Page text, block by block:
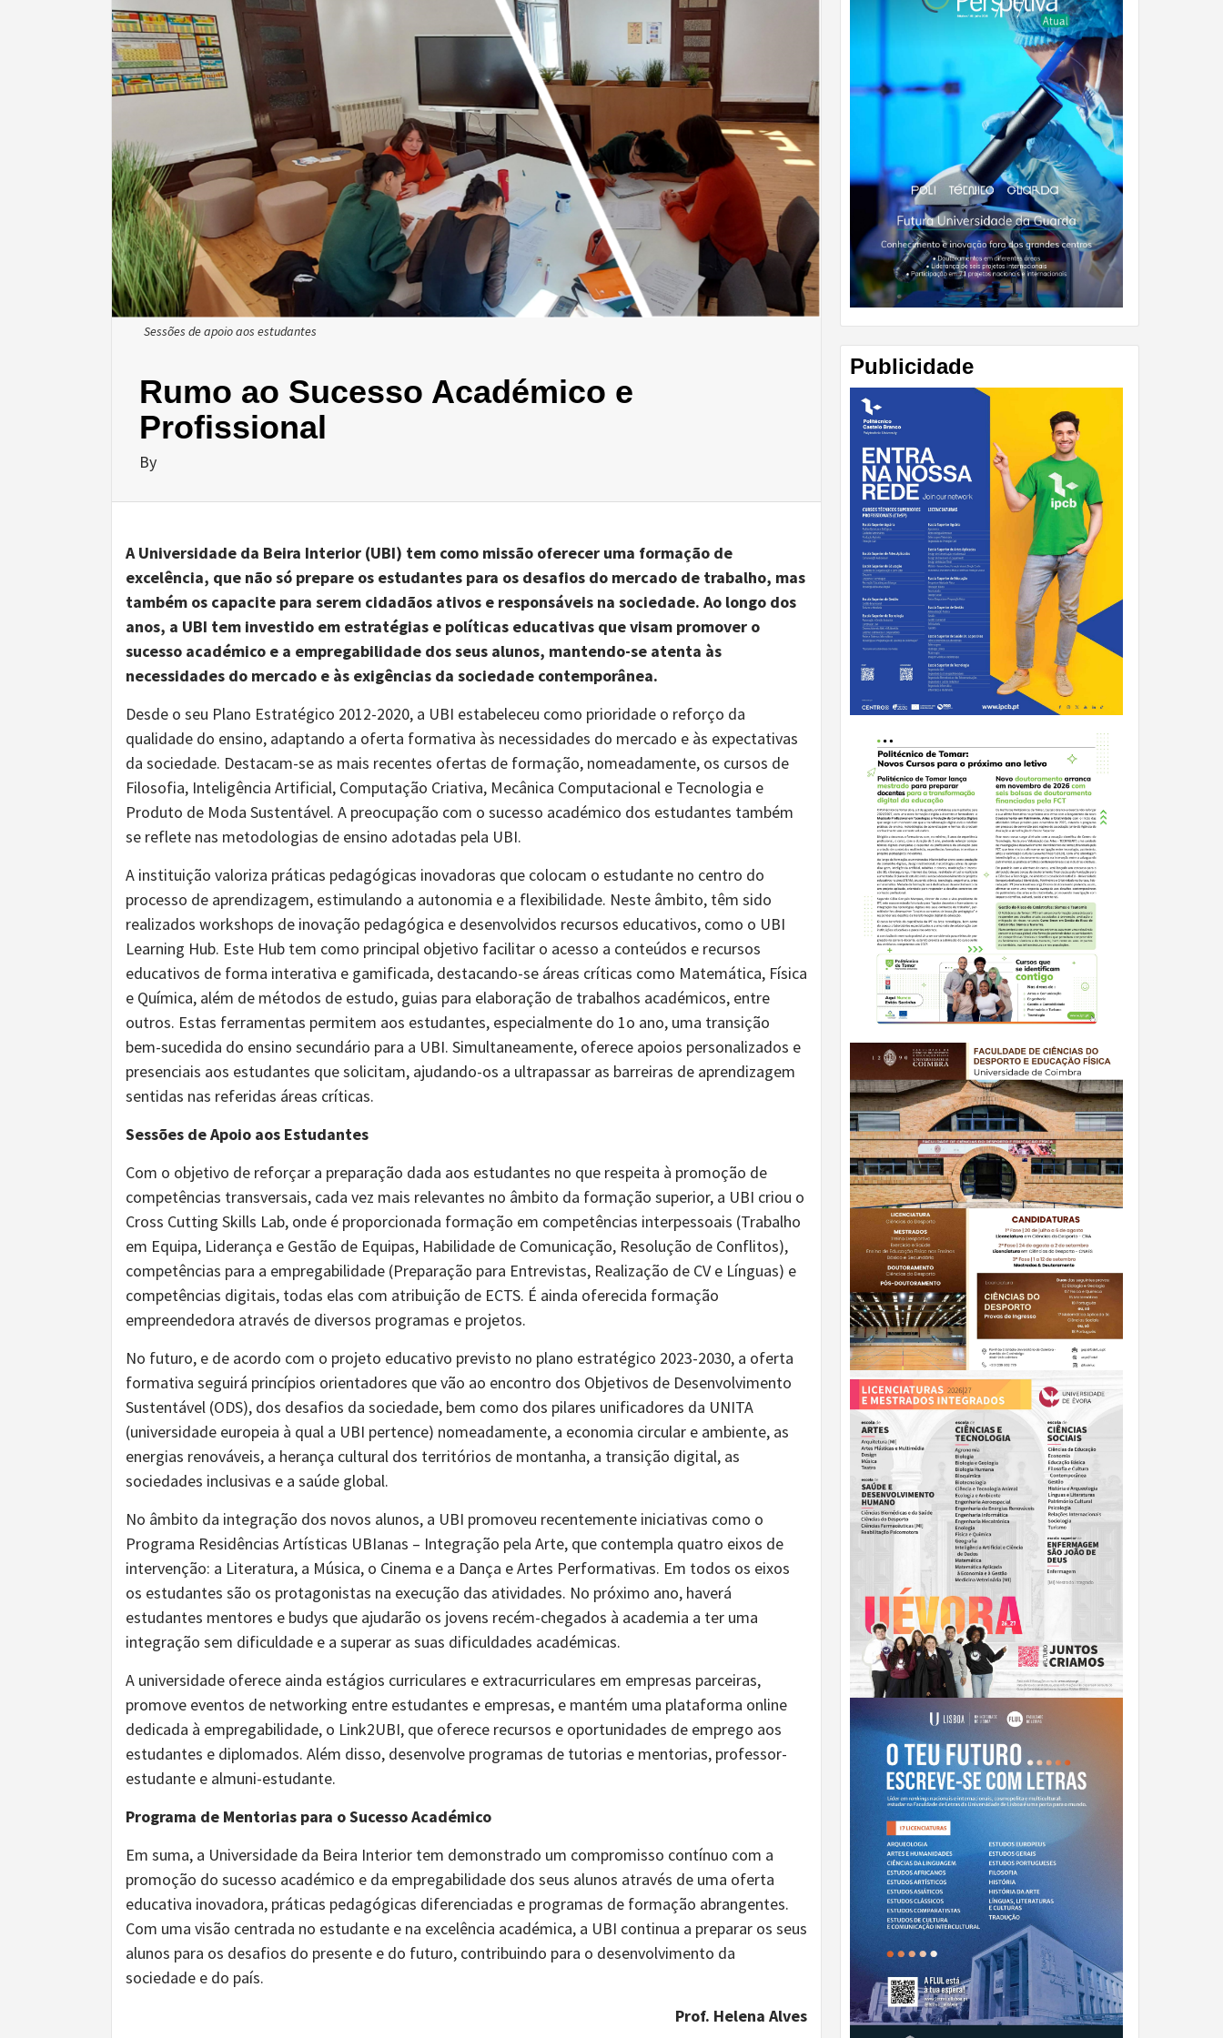
Sessões de apoio aos estudantes
Rumo ao Sucesso Académico e
Profissional
By
A Universidade da Beira Interior (UBI) tem como missão oferecer uma formação de
excelência, que não só prepare os estudantes para os desafios do mercado de trabalho, mas
também os capacite para serem cidadãos ativos e responsáveis na sociedade. Ao longo dos
anos, a UBI tem investido em estratégias e políticas educativas que visam promover o
sucesso académico e a empregabilidade dos seus alunos, mantendo-se atenta às
necessidades do mercado e às exigências da sociedade contemporânea.
Desde o seu Plano Estratégico 2012-2020, a UBI estabeleceu como prioridade o reforço da
qualidade do ensino, adaptando a oferta formativa às necessidades do mercado e às expectativas
da sociedade. Destacam-se as mais recentes ofertas de formação, nomeadamente, os cursos de
Filosofia, Inteligência Artificial, Computação Criativa, Mecânica Computacional e Tecnologia e
Produto de Moda Sustentável. A preocupação com o sucesso académico dos estudantes também
se reflete nas metodologias de ensino adotadas pela UBI.
A instituição valoriza práticas pedagógicas inovadoras que colocam o estudante no centro do
processo de aprendizagem, estimulando a autonomia e a flexibilidade. Neste âmbito, têm sido
realizados workshops de inovação pedagógica e desenvolvidos recursos educativos, como o UBI
Learning Hub. Este Hub tem como principal objetivo facilitar o acesso a conteúdos e recursos
educativos de forma interativa e gamificada, destacando-se áreas críticas como Matemática, Física
e Química, além de métodos de estudo, guias para elaboração de trabalhos académicos, entre
outros. Estas ferramentas permitem aos estudantes, especialmente do 1o ano, uma transição
bem-sucedida do ensino secundário para a UBI. Simultaneamente, oferece apoios personalizados e
presenciais aos estudantes que solicitam, ajudando-os a ultrapassar as barreiras de aprendizagem
sentidas nas referidas áreas críticas.
Sessões de Apoio aos Estudantes
Com o objetivo de reforçar a preparação dada aos estudantes no que respeita à promoção de
competências transversais, cada vez mais relevantes no âmbito da formação superior, a UBI criou o
Cross Cutting Skills Lab, onde é proporcionada formação em competências interpessoais (Trabalho
em Equipa, Liderança e Gestão de Equipas, Habilidade de Comunicação, Resolução de Conflitos),
competências para a empregabilidade (Preparação para Entrevistas, Realização de CV e Línguas) e
competências digitais, todas elas com atribuição de ECTS. É ainda oferecida formação
empreendedora através de diversos programas e projetos.
No futuro, e de acordo com o projeto educativo previsto no plano estratégico 2023-2030, a oferta
formativa seguirá princípios orientadores que vão ao encontro dos Objetivos de Desenvolvimento
Sustentável (ODS), dos desafios da sociedade, bem como dos pilares unificadores da UNITA
(universidade europeia à qual a UBI pertence) nomeadamente, a economia circular e ambiente, as
energias renováveis, a herança cultural dos territórios de montanha, a transição digital, as
sociedades inclusivas e a saúde global.
No âmbito da integração dos novos alunos, a UBI promoveu recentemente iniciativas como o
Programa Residências Artísticas UBIanas – Integração pela Arte, que contempla quatro eixos de
intervenção: a Literatura, a Música, o Cinema e a Dança e Artes Performativas. Em todos os eixos
os estudantes são os protagonistas na execução das atividades. No próximo ano, haverá
estudantes mentores e budys que ajudarão os jovens recém-chegados à academia a ter uma
integração sem dificuldade e a superar as suas dificuldades académicas.
A universidade oferece ainda estágios curriculares e extracurriculares em empresas parceiras,
promove eventos de networking entre estudantes e empresas, e mantém uma plataforma online
dedicada à empregabilidade, o Link2UBI, que oferece recursos e oportunidades de emprego aos
estudantes e diplomados. Além disso, desenvolve programas de tutorias e mentorias, professor-
estudante e almuni-estudante.
Programa de Mentorias para o Sucesso Académico
Em suma, a Universidade da Beira Interior tem demonstrado um compromisso contínuo com a
promoção do sucesso académico e da empregabilidade dos seus alunos através de uma oferta
educativa inovadora, práticas pedagógicas diferenciadas e programas de formação abrangentes.
Com uma visão centrada no estudante e na excelência académica, a UBI continua a preparar os seus
alunos para os desafios do presente e do futuro, contribuindo para o desenvolvimento da
sociedade e do país.
Prof. Helena Alves
Publicidade